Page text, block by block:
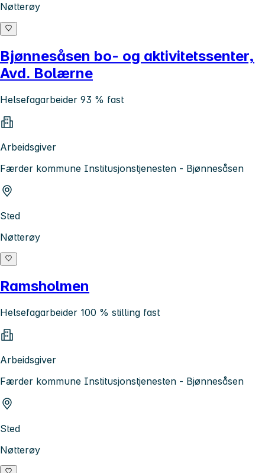
Nøtterøy
Bjønnesåsen bo- og aktivitetssenter,
Avd. Bolærne
Helsefagarbeider 93 % fast
Arbeidsgiver
Færder kommune Institusjonstjenesten - Bjønnesåsen
Sted
Nøtterøy
Ramsholmen
Helsefagarbeider 100 % stilling fast
Arbeidsgiver
Færder kommune Institusjonstjenesten - Bjønnesåsen
Sted
Nøtterøy